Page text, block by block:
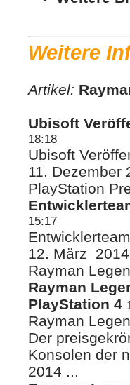
Weitere
Artikel:
Ubisoft
18:18
Ubisoft
11. Dezember
PlayStation
15:17
12. März
Rayman
Rayman
PlayStation 4
Rayman
Der
Konsolen der
2014 ...